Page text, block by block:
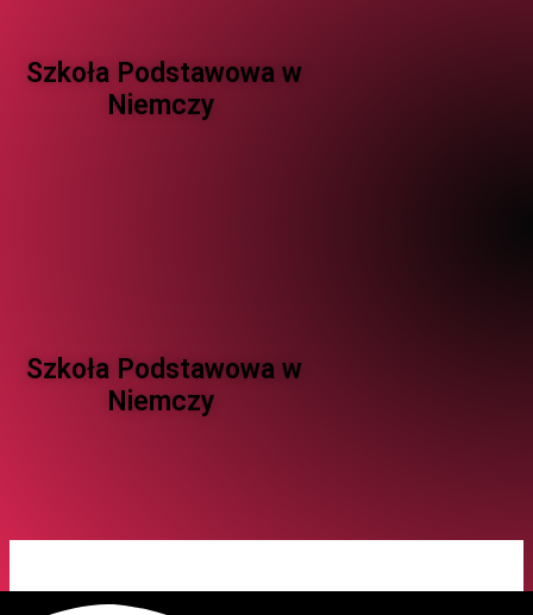
Szkoła Podstawowa w
Niemczy ​
Szkoła Podstawowa w
Niemczy ​